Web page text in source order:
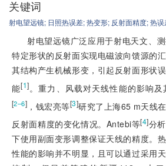
关键词
射电望远镜; 日照热误差;热变形; 反射面精度;热误
射电望远镜广泛应用于射电天文、
特定形状的反射面实现电磁波向馈源的
其结构产生机械形变，引起反射面形状
能[1]。重力、风载对天线性能的影响
[2–6] ，钱宏亮等[3]研究了上海65 m天线
反射面精度的变化情况。Antebi等[4]分
下使用副面变形调整保证天线的精度。
性能的影响并不明显，且可以通过采用